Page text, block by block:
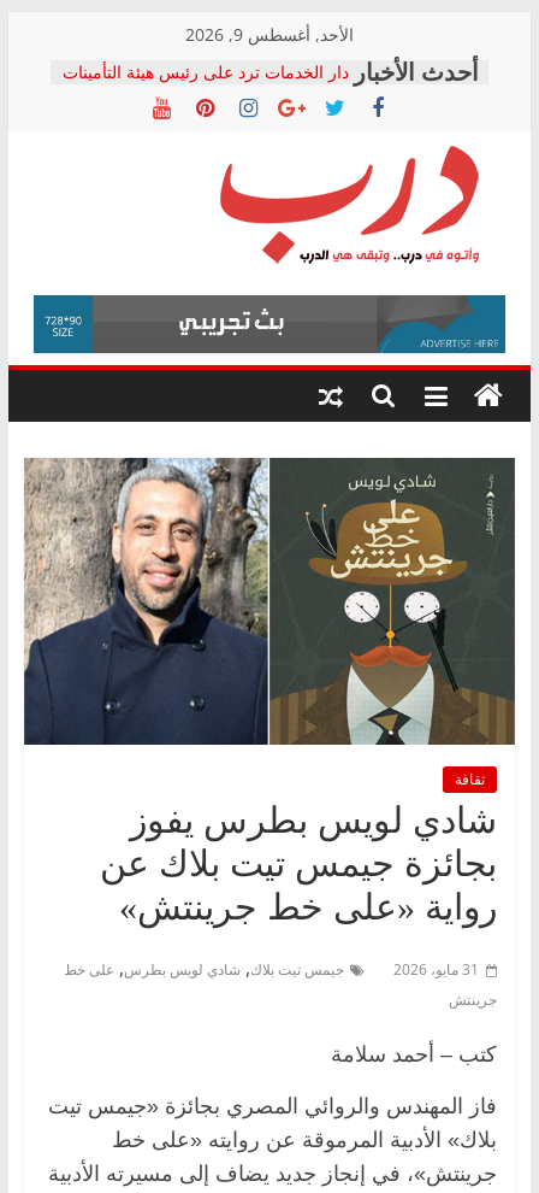
content
الأحد, أغسطس 9, 2026
دار الخدمات ترد على رئيس هيئة التأمينات
بعد مؤتمره الصحفي: إنكار الأزمة لا ينهي
معاناة أصحاب المعاشات.. ونطالب بكشف
فرحات سليمان يكتب: القطاع الصحي إلى
أين؟
حزب التحالف الشعبي يطلق لجنة “الحق
في الصحة” بالإسكندرية لرصد الانتهاكات
ودعم المرضى
الوزاري لمدينة الصحفيين.. وانتهاء أعمال
إنشاء المبنى الإداري
المجلس القومي لحقوق الإنسان يعلن
متابعة قضية الدكتور محمد زهران.. ويؤكد:
قرينة البراءة وضمانات المحاكمة العادلة
درب
وأتوه
درب..
وتبقى
هي
ثقافة
شادي لويس بطرس يفوز
بجائزة جيمس تيت بلاك عن
رواية «على خط جرينتش»
31 مايو، 2026 جيمس تيت بلاك, شادي لويس بطرس, على خط
جرينتش
كتب – أحمد سلامة
فاز المهندس والروائي المصري بجائزة «جيمس تيت
بلاك» الأدبية المرموقة عن روايته «على خط
جرينتش»، في إنجاز جديد يضاف إلى مسيرته الأدبية